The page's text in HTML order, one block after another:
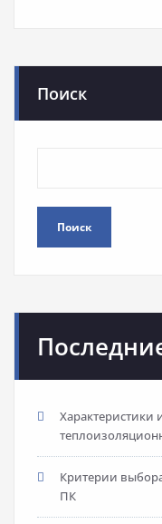
Поиск
Поиск
Характеристики
Критерии
ПК